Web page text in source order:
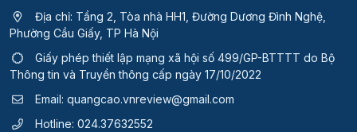
Địa chỉ: Tầng 2, Tòa nhà HH1, Đường Dương Đình Nghệ,
Phường Cầu Giấy, TP Hà Nội
Giấy phép thiết lập mạng xã hội số 499/GP-BTTTT do Bộ
Thông tin và Truyền thông cấp ngày 17/10/2022
Email: quangcao.vnreview@gmail.com
Hotline: 024.37632552